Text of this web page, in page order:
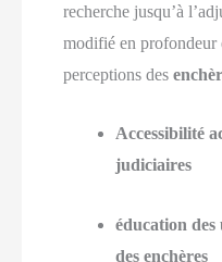
recherche jusqu’à
modifié en profondeur
perceptions des
Accessibilité
judiciaires
éducation des
des enchères